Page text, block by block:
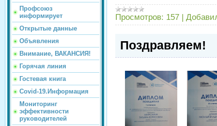
Профсоюз
информирует
Открытые данные
Объявления
Внимание, ВАКАНСИЯ!
Горячая линия
Гостевая книга
Covid-19.Информация
Мониторинг
эффективности
руководителей
Просмотров: 157 |
Поздравляем!